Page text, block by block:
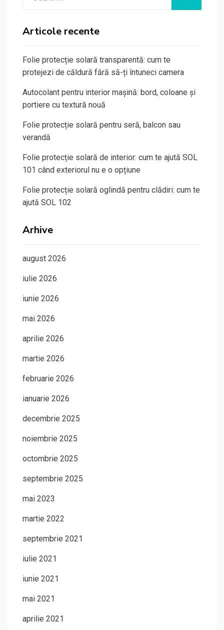
Articole recente
Folie protecție solară transparentă: cum te
protejezi de căldură fără să-ți întuneci camera
Autocolant pentru interior mașină: bord, coloane și
portiere cu textură nouă
Folie protecție solară pentru seră, balcon sau
verandă
Folie protecție solară de interior: cum te ajută SOL
101 când exteriorul nu e o opțiune
Folie protecție solară oglindă pentru clădiri: cum te
ajută SOL 102
Arhive
august 2026
iulie 2026
iunie 2026
mai 2026
aprilie 2026
martie 2026
februarie 2026
ianuarie 2026
decembrie 2025
noiembrie 2025
octombrie 2025
septembrie 2025
mai 2023
martie 2022
septembrie 2021
iulie 2021
iunie 2021
mai 2021
aprilie 2021